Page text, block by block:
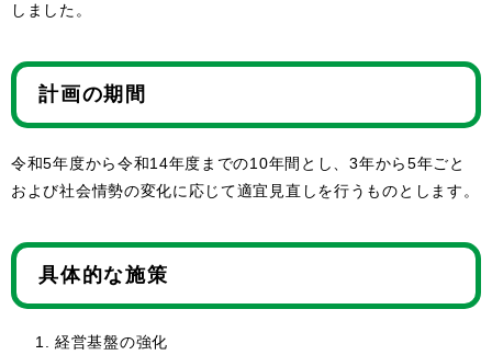
しました。
計画の期間
令和5年度から令和14年度までの10年間とし、3年から5年ごと
および社会情勢の変化に応じて適宜見直しを行うものとします。
具体的な施策
経営基盤の強化